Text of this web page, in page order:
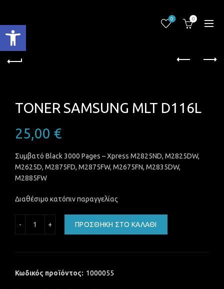
Ανοίξτε τη γραμμή εργαλείων
0 0
TONER SAMSUNG MLT D116L
25,00 €
Συμβατό Black 3000 Pages – Xpress M2825ND, M2825DW,
M2625D, M2875FD, M2875FW, M2675FN, M2835DW,
M2885FW
Διαθέσιμο κατόπιν παραγγελίας
ΠΡΟΣΘΉΚΗ ΣΤΟ ΚΑΛΆΘΙ
Κωδικός προϊόντος: 1000055